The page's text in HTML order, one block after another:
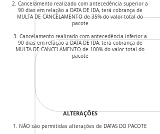
2. Cancelamento realizado com antecedência superior a
90 dias em relação a DATA DE IDA, terá cobrança de
MULTA DE CANCELAMENTO de 35% do valor total do
pacote
3. Cancelamento realizado com antecedência inferior a
90 dias em relação a DATA DE IDA, terá cobrança de
MULTA DE CANCELAMENTO de 100% do valor total do
pacote
1. NÃO são permitidas alterações de DATAS DO PACOTE
ALTERAÇÕES